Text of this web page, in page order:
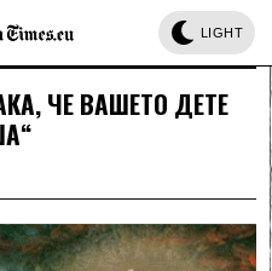
LIGHT
ЧЕ ВАШЕТО ДЕТЕ